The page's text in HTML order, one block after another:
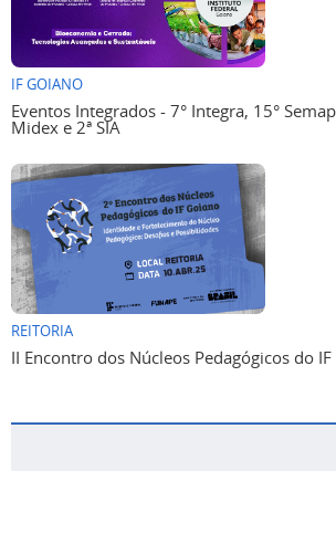
IF GOIANO
Eventos Integrados - 7° Integra, 15°
Midex e 2ª SIA
REITORIA
II Encontro dos Núcleos Pedagógicos do